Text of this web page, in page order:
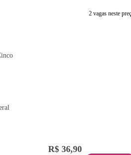
2 vagas neste
R$ 36,90